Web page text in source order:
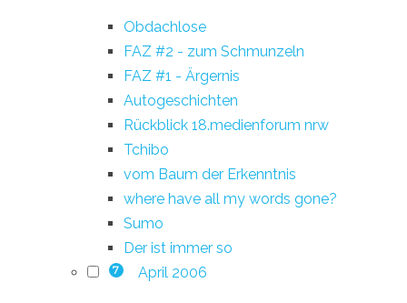
Obdachlose
FAZ #2 - zum Schmunzeln
FAZ #1 - Ärgernis
Autogeschichten
Rückblick 18.medienforum nrw
Tchibo
vom Baum der Erkenntnis
where have all my words gone?
Sumo
Der ist immer so
7 April 2006